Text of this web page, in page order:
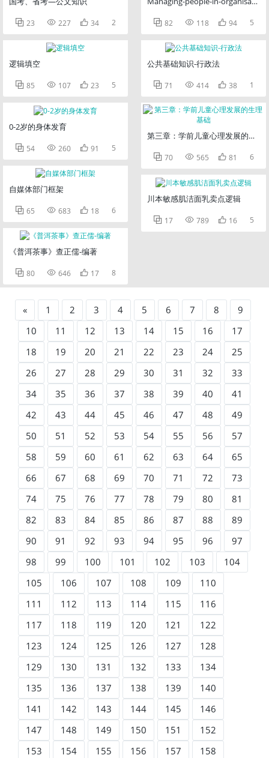
 23  227  34 2
逻辑填空
 85  107  23 5
0-2岁的身体发育
 54  260  91 5
自媒体部门框架
 65  683  18 6
《普洱茶事》查正儒-编著
 80  646  17 8
 82  118  94 5
公共基础知识-行政法
 71  414  38 1
第三章：学前儿童心理发展的生理
 70  565  81 6
川本敏感肌洁面乳卖点逻辑
 17  789  16 5
« 1 2 3 4 5 6 7 8
9
10
11 12 13 14 15 16
17
18
19 20 21 22 23 24
25
26
27 28 29 30 31 32
33
34
35 36 37 38 39 40
41
42
43 44 45 46 47 48
49
50
51 52 53 54 55 56
57
58
59 60 61 62 63 64
65
66
67 68 69 70 71 72
73
74
75 76 77 78 79 80
81
82
83 84 85 86 87 88
89
90
91 92 93 94 95 96
97
98
99 100 101 102 103
104
105
106 107 108 109
110
111
112 113 114 115
116
117
118 119 120 121
122
123
124 125 126 127
128
129
130 131 132 133
134
135
136 137 138 139
140
141
142 143 144 145
146
147
148 149 150 151
152
153
154 155 156 157
158